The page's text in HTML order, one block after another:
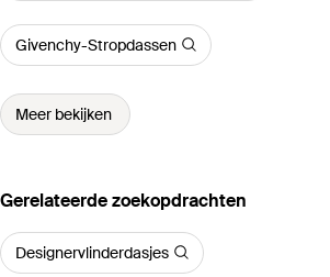
Givenchy-Stropdassen
Meer bekijken
Gerelateerde zoekopdrachten
Designervlinderdasjes